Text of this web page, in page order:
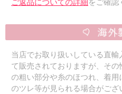
ご返品についての詳細をご確認
当店でお取り扱いしている直
て販売されておりますが、そ
の粗い部分や糸のほつれ、着
のツレ等が見られる場合がご